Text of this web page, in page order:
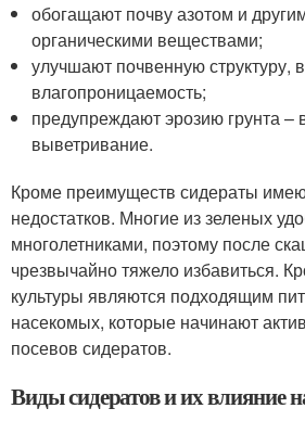
обогащают почву азотом и
органическими веществами;
улучшают почвенную структуру,
влагопроницаемость;
предупреждают эрозию грунта
выветривание.
Кроме преимуществ сидераты
недостатков. Многие из зеленых
многолетниками, поэтому после
чрезвычайно тяжело избавиться.
культуры являются подходящим
насекомых, которые начинают
посевов сидератов.
Виды сидератов и их влияние